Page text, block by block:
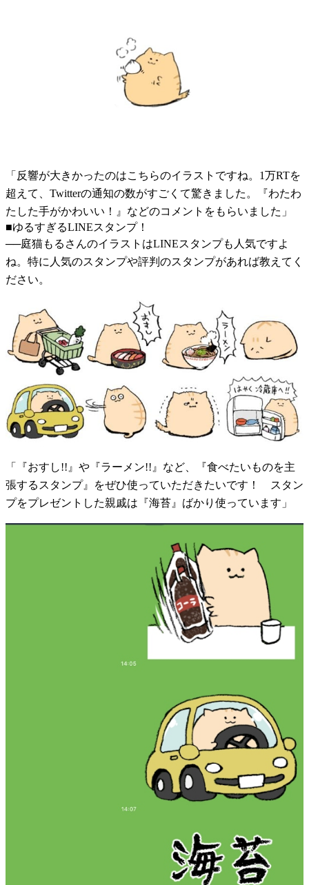
「反響が大きかったのはこちらのイラストですね。1万RTを
超えて、Twitterの通知の数がすごくて驚きました。『わたわ
たした手がかわいい！』などのコメントをもらいました」
■ゆるすぎるLINEスタンプ！
──庭猫もるさんのイラストはLINEスタンプも人気ですよ
ね。特に人気のスタンプや評判のスタンプがあれば教えてく
ださい。
「『おすし!!』や『ラーメン!!』など、『食べたいものを主
張するスタンプ』をぜひ使っていただきたいです！ スタン
プをプレゼントした親戚は『海苔』ばかり使っています」